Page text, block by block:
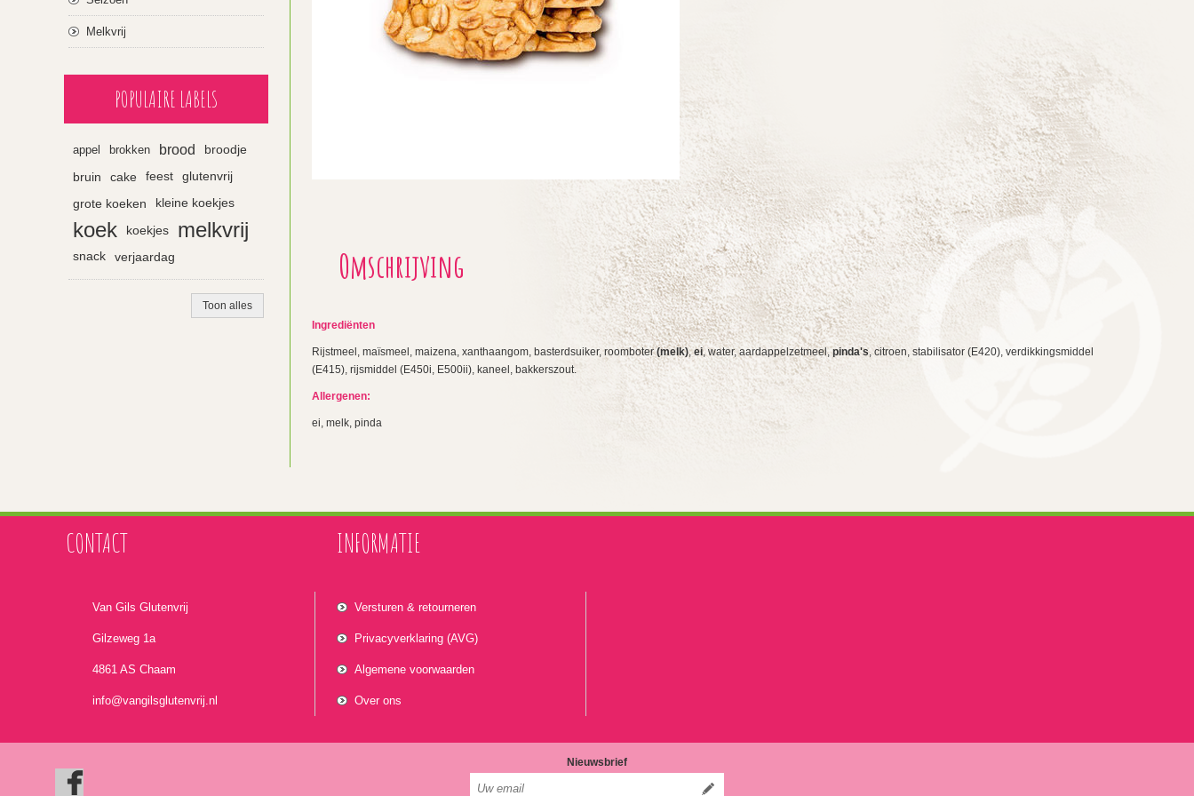
Omschrijving
Ingrediënten
Rijstmeel, maïsmeel, maizena, xanthaangom, basterdsuiker, roomboter(melk),ei, water, aardappelzetmeel,pinda's, citroen, stabilisator (E420), verdikkingsmiddel
(E415), rijsmiddel (E450i, E500ii), kaneel, bakkerszout.
Allergenen:
ei, melk, pinda
Melkvrij
POPULAIRE LABELS
appel brokken brood broodje
bruin cake feest glutenvrij
grote koeken kleine koekjes
koek koekjes melkvrij
snack verjaardag
Toon alles
CONTACT
Van Gils Glutenvrij
Gilzeweg 1a
4861 AS Chaam
info@vangilsglutenvrij.nl
INFORMATIE
Versturen & retourneren
Privacyverklaring (AVG)
Algemene voorwaarden
Over ons
Nieuwsbrief